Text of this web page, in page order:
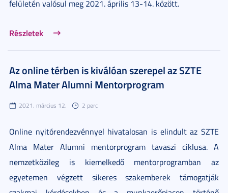
felületén valósul meg 2021. április 13-14. között.
Részletek
Az online térben is kiválóan szerepel az SZTE
Alma Mater Alumni Mentorprogram
2021. március 12. 2 perc
Online nyitórendezvénnyel hivatalosan is elindult az SZTE
Alma Mater Alumni mentorprogram tavaszi ciklusa. A
nemzetközileg is kiemelkedő mentorprogramban az
egyetemen végzett sikeres szakemberek támogatják